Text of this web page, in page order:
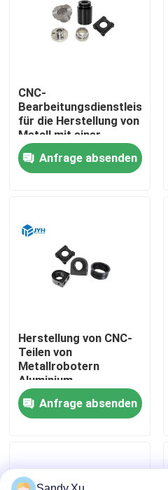
Haus
VR-Show
CNC-
für die Herstellung von
Metall mit einer
Toleranz von 0,01 mm
Anfrage absenden
Herstellung von CNC-
Teilen von
Metallrobotern
Aluminium
Anfrage absenden